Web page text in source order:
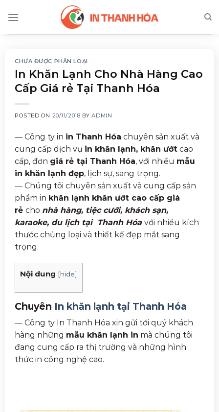
CHƯA ĐƯỢC PHÂN LOẠI
In Khăn Lạnh Cho Nhà Hàng Cao
Cấp Giá rẻ Tại Thanh Hóa
POSTED ON 20/11/2018 BYADMIN
— Công ty in in Thanh Hóa chuyên sản xuất và
cung cấp dịch vụ in khăn lạnh, khăn ướt cao
cấp, đơn giá rẻ tại Thanh Hóa, với nhiều mẫu
in khăn lạnh đẹp, lịch sự, sang trọng.
— Chúng tôi chuyên sản xuất và cung cấp sản
phẩm in khăn lạnh khăn ướt cao cấp giá
rẻ cho nhà hàng, tiệc cưới, khách sạn,
karaoke, du lịch tại Thanh Hóa với nhiều kích
thước chủng loại và thiết kế đẹp mắt sang
trọng.
Nội dung [hide]
Chuyên In khăn lạnh tại Thanh Hóa
— Công ty In Thanh Hóa xin gửi tới quý khách
hàng những mẫu khăn lạnh in mà chúng tôi
đang cung cấp ra thị trường và những hình
thức in công nghệ cao.